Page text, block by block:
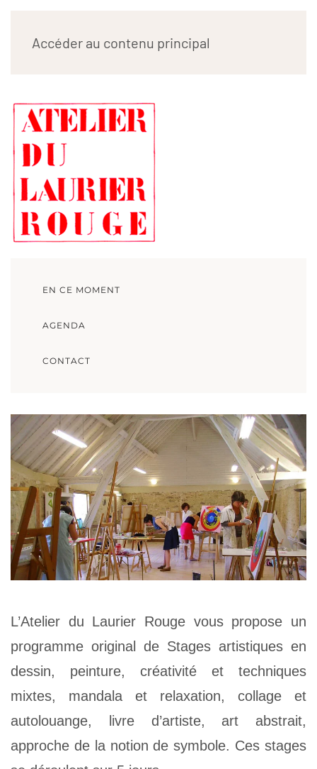
Accéder au contenu principal
ROUGE
EN CE MOMENT
AGENDA
CONTACT
L’Atelier du Laurier Rouge vous propose un
programme original de Stages artistiques en
dessin, peinture, créativité et techniques
mixtes, mandala et relaxation, collage et
autolouange, livre d’artiste, art abstrait,
approche de la notion de symbole. Ces stages